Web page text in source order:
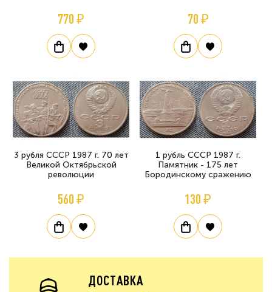
770 ₽ 70 ₽
3 рубля СССР 1987 г. 70 лет
Великой Октябрьской
революции
560 ₽
1 рубль СССР 1987 г.
Памятник - 175 лет
Бородинскому сражению
130 ₽
ДОСТАВКА